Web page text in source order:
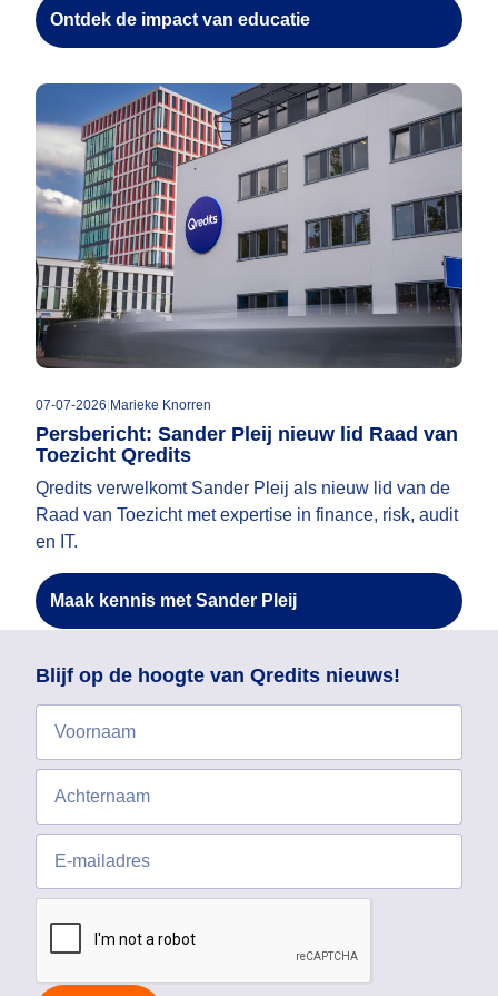
Ontdek de impact van educatie
07-07-2026 Marieke Knorren
Persbericht: Sander Pleij nieuw lid Raad van
Toezicht Qredits
Qredits verwelkomt Sander Pleij als nieuw lid van de
Raad van Toezicht met expertise in finance, risk, audit
en IT.
Maak kennis met Sander Pleij
Blijf op de hoogte van Qredits nieuws!